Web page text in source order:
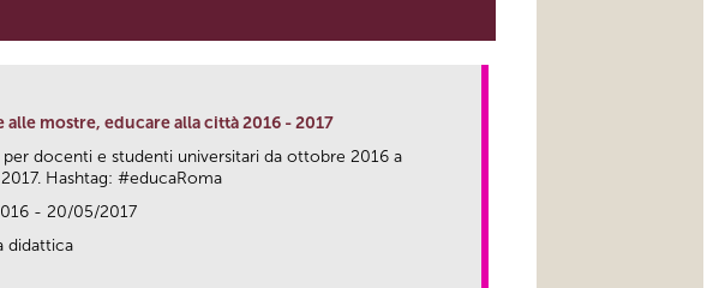
alle mostre, educare alla città 2016 - 2017
docenti e studenti universitari da ottobre 2016 a
Hashtag: #educaRoma
- 20/05/2017
didattica